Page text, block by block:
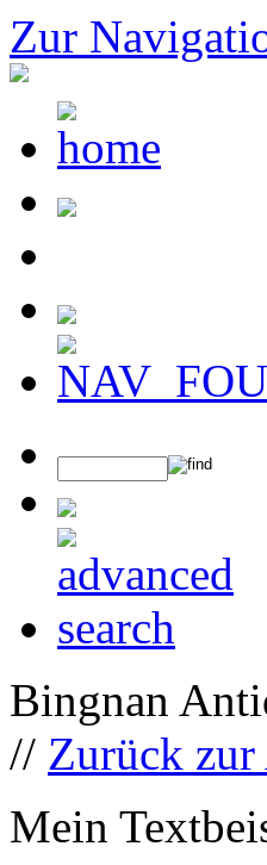
Zur
Bingnan
// Zurück
Mein